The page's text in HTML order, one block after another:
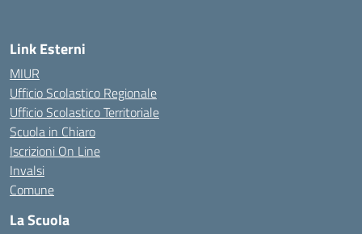
Link Esterni
MIUR
Ufficio Scolastico Regionale
Ufficio Scolastico Territoriale
Scuola in Chiaro
Iscrizioni On Line
Invalsi
Comune
La Scuola